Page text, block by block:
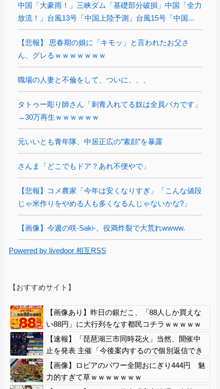
中国「大豪雨！」三峡ダム「基礎部分破損」中国「全力
放流！」台風13号「中国上陸予測」台風15号「中国...
【悲報】 思春期の娘に「キモッ」と言われたお父さ
ん、グレるｗｗｗｗｗｗｗ
職場の人妻と不倫をして、ついに、、、
タトゥー彫り師さん「刺青入れてる奴は全員バカです」
→30万再生ｗｗｗｗｗｗ
元いいとも青年隊、中居正広の”素顔”を暴露
さんま「どこでもドア？あれ不便やで」
【悲報】コメ農家「今年は安くなりすぎ」「こんな値段
じゃ米作りをやめる人も多くなるんじゃないかな?」
【画像】今週の咲-Saki-、役満炸裂で大荒れwwww.
Powered by livedoor 相互RSS
【おすすめサイト】
【画像あり】昨日の銀だこ、「88人しか買えな
い88円」に大行列をなす都民コチラｗｗｗｗｗ
【速報】「琵琶湖三市同時花火」当然、開催中
止を発表 主催「今後案内するので個別返信でき
ません」返金明言なく今後ご案内で終わる
【画像】ロピアのパワー全開おにぎり444円 魅
力的すぎて草ｗｗｗｗｗｗｗ